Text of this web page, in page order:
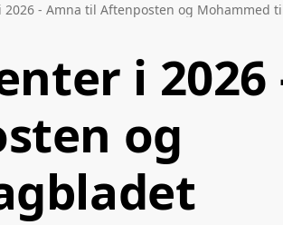
2026 - Amna til Aftenposten og Mohammed
i 2026
og